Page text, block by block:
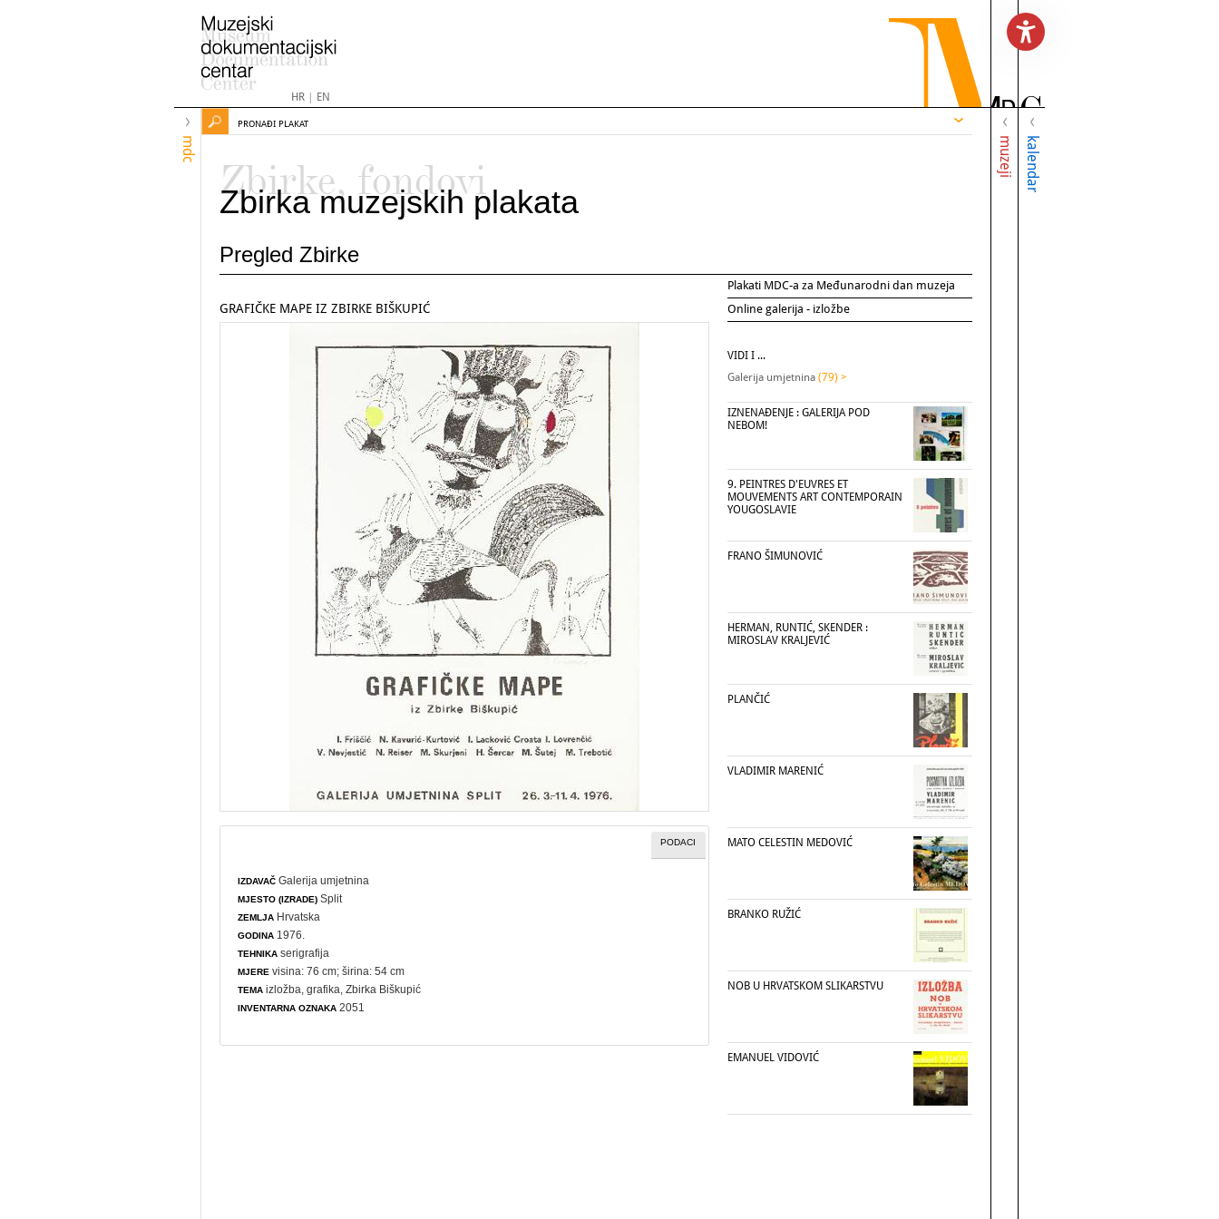
HR| EN
mdc muzeji kalendar
PRONAĐI PLAKAT
Zbirke, fondovi
Zbirka muzejskih plakata
Pregled Zbirke
Plakati MDC-a za Međunarodni dan muzeja
Online galerija - izložbe
GRAFIČKE MAPE IZ ZBIRKE BIŠKUPIĆ
PODACI
IZDAVAČ Galerija umjetnina
MJESTO (IZRADE) Split
ZEMLJA Hrvatska
GODINA 1976.
TEHNIKA serigrafija
MJERE visina: 76 cm; širina: 54 cm
TEMA izložba ,grafika , Zbirka Biškupić
INVENTARNA OZNAKA 2051
VIDI I ...
Galerija umjetnina (79) >
IZNENAĐENJE : GALERIJA POD
NEBOM!
9. PEINTRES D'EUVRES ET
MOUVEMENTS ART CONTEMPORAIN
YOUGOSLAVIE
FRANO ŠIMUNOVIĆ
HERMAN, RUNTIĆ, SKENDER :
MIROSLAV KRALJEVIĆ
PLANČIĆ
VLADIMIR MARENIĆ
MATO CELESTIN MEDOVIĆ
BRANKO RUŽIĆ
NOB U HRVATSKOM SLIKARSTVU
EMANUEL VIDOVIĆ